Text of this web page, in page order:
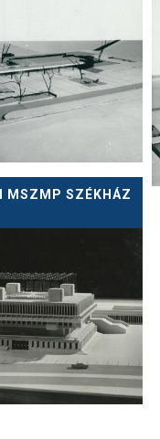
MSZMP SZÉKHÁZ